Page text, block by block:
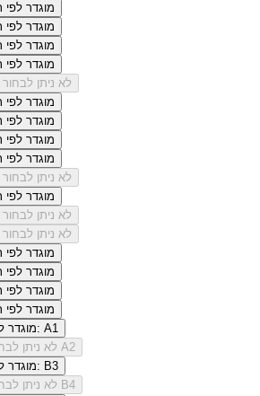
מוגדר לפי
מוגדר לפי
מוגדר לפי
מוגדר לפי
לא ניתן לבחור
מוגדר לפי
מוגדר לפי
מוגדר לפי
מוגדר לפי
לא ניתן לבחור
מוגדר לפי
לא ניתן לבחור
לא ניתן לבחור
מוגדר לפי
מוגדר לפי
מוגדר לפי
מוגדר לפי
מוגדר לפי תת קטגוריה: A1
לא ניתן לבחור תת קטגוריה A2
מוגדר לפי תת קטגוריה: B3
לא ניתן לבחור תת קטגוריה B4